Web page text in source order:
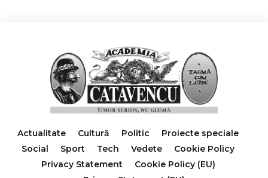
Actualitate Cultură Politic
Proiecte speciale
Social
Sport Tech Vedete
Cookie Policy
Privacy Statement
Cookie Policy (EU)